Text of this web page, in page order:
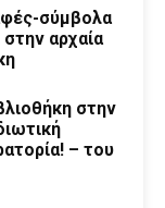
σύμβολα
αρχαία
στην
– του